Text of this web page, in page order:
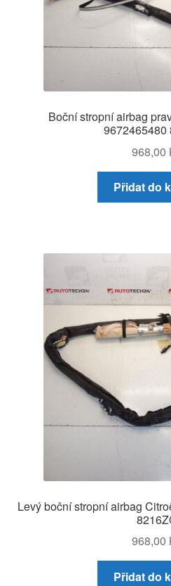
Boční stropní airbag
9672465480
968,00
Přidat do
Levý boční stropní airbag
968,00
Přidat do